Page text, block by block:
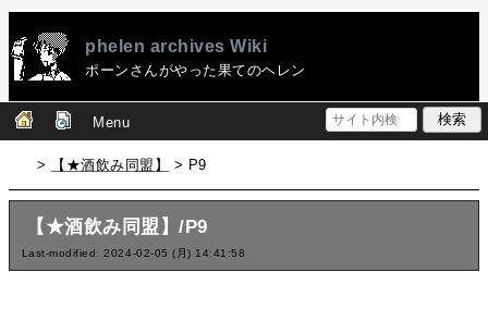
phelen archives Wiki
ポーンさんがやった果てのヘレン
Menu
> 【★酒飲み同盟】 > P9
【★酒飲み同盟】/P9
Last-modified: 2024-02-05 (月) 14:41:58